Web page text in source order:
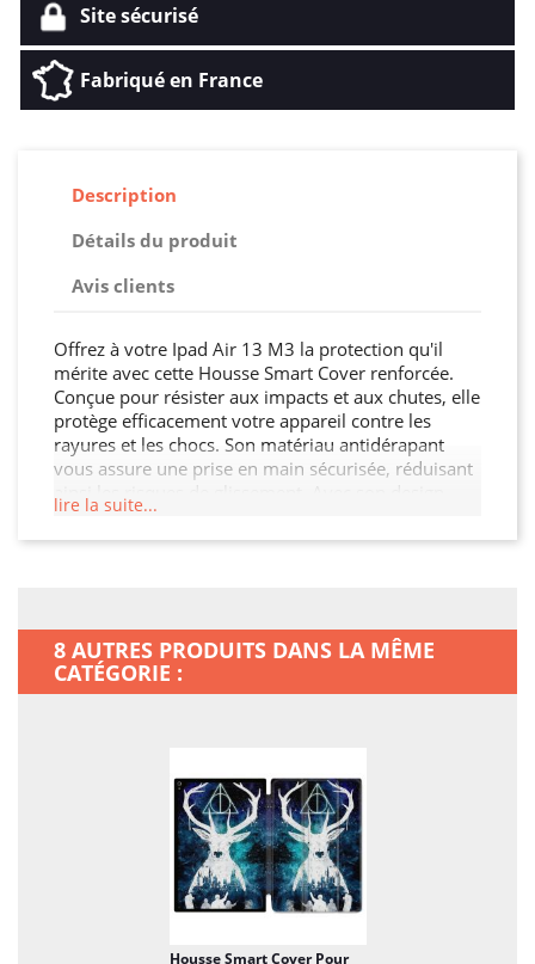
Site sécurisé
Fabriqué en France
Description
Détails du produit
Avis clients
Offrez à votre Ipad Air 13 M3 la protection qu'il
mérite avec cette Housse Smart Cover renforcée.
Conçue pour résister aux impacts et aux chutes, elle
protège efficacement votre appareil contre les
rayures et les chocs. Son matériau antidérapant
vous assure une prise en main sécurisée, réduisant
élégant et ses découpes précises, cette Housse
Smart Cover permet un accès facile à tous les ports
lire la suite...
8 AUTRES PRODUITS DANS LA MÊME
CATÉGORIE :
Housse Smart Cover Pour